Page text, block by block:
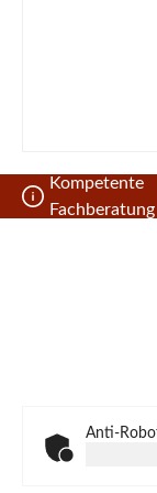
Kompetente
Fachberatung
Anti-